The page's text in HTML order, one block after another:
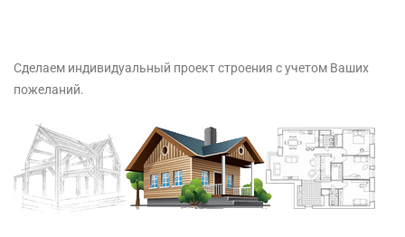
Сделаем индивидуальный проект строения с учетом Ваших
пожеланий.